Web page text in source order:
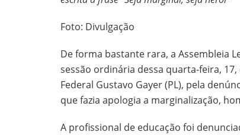
Foto: Divulgação
De forma bastante rara, a Assembleia
sessão ordinária dessa quarta-feira,
Federal Gustavo Gayer (PL), pela
que fazia apologia a marginalização,
A profissional de educação foi